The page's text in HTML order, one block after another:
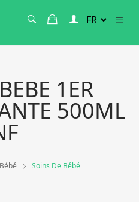
1ER
500ML
Soins De Bébé